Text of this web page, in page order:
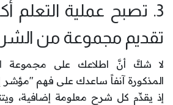
3. تصبح عملية التعلم
تقديم مجموعة من
لا شكَّ أنَّ اطلاعك على مجموعة
المذكورة آنفاً ساعدك على فهم
إذ يقدِّم كل شرح معلومة إضافية،